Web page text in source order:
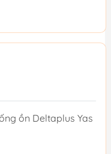
ồn Deltaplus Yas